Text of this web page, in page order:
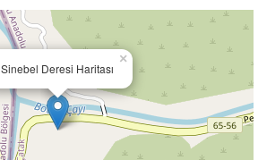
Sinebel Deresi Haritası
×